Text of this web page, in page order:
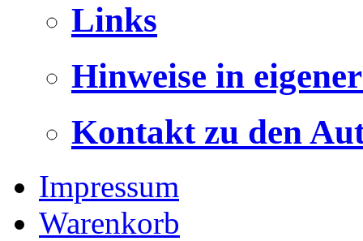
Links
Hinweise in
Kontakt zu den
Impressum
Warenkorb